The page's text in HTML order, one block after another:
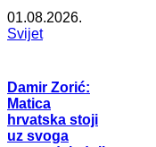
01.08.2026.
Svijet
Damir Zorić:
Matica
hrvatska stoji
uz svoga